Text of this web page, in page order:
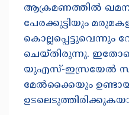
ആക്രമണത്തിൽ
പേരക്കുട്ടിയും
കൊല്ലപ്പെട്ടുവെന്നും
ചെയ്തിരുന്നു. ഇതോടെ
യുഎസ്-ഇസ്രയേൽ
മേൽക്കൈയും